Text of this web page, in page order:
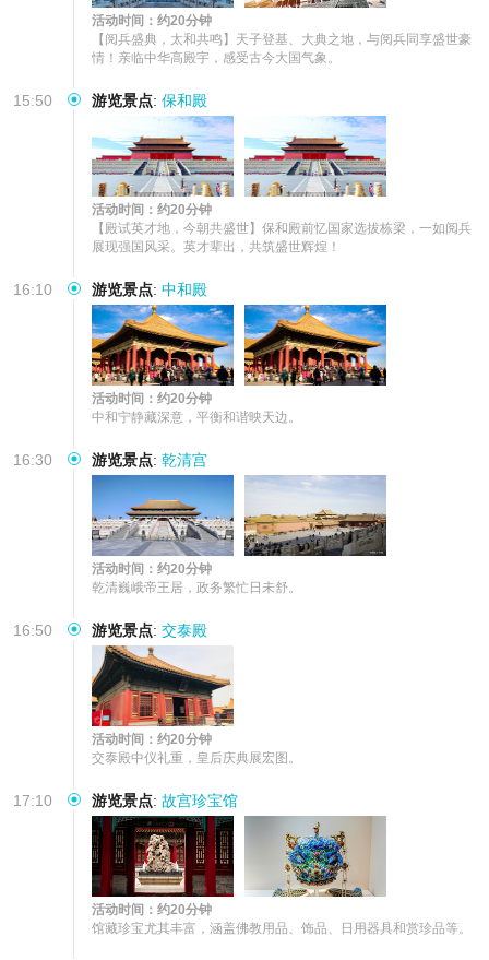
活动时间：约20分钟
【阅兵盛典，太和共鸣】天子登基、大典之地，与阅兵同享盛世豪
情！亲临中华高殿宇，感受古今大国气象。
15:50 游览景点: 保和殿
活动时间：约20分钟
【殿试英才地，今朝共盛世】保和殿前忆国家选拔栋梁，一如阅兵
展现强国风采。英才辈出，共筑盛世辉煌！
16:10 游览景点: 中和殿
活动时间：约20分钟
中和宁静藏深意，平衡和谐映天边。
16:30 游览景点: 乾清宫
活动时间：约20分钟
乾清巍峨帝王居，政务繁忙日未舒。
16:50 游览景点: 交泰殿
活动时间：约20分钟
交泰殿中仪礼重，皇后庆典展宏图。
17:10 游览景点: 故宫珍宝馆
活动时间：约20分钟
馆藏珍宝尤其丰富，涵盖佛教用品、饰品、日用器具和赏珍品等。